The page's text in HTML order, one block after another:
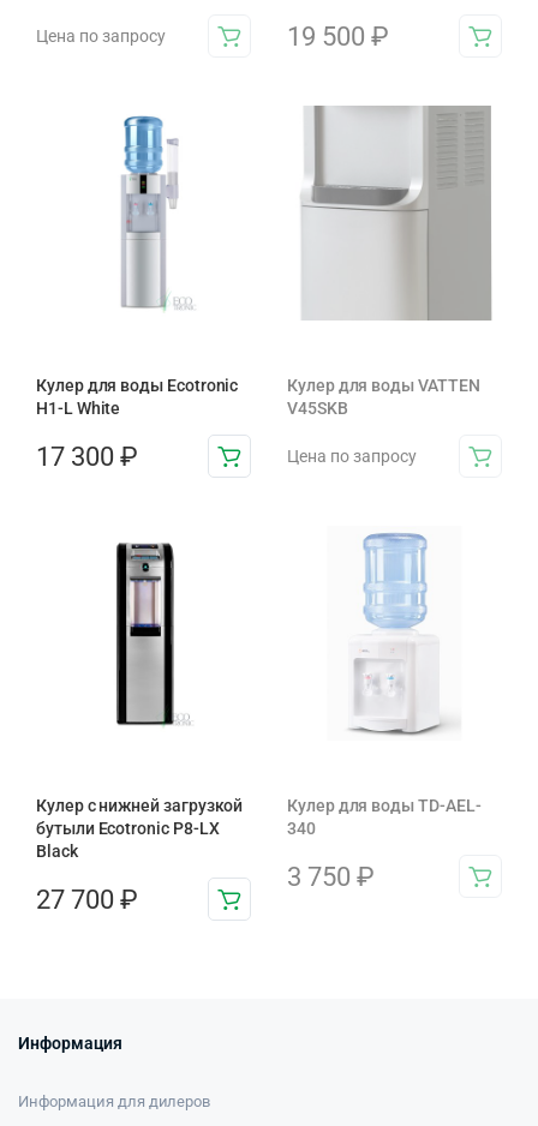
Цена по запросу 19 500 ₽
Кулер для воды Ecotronic
H1-L White
17 300 ₽
Кулер для воды VATTEN
V45SKB
Цена по запросу
Кулер с нижней загрузкой
бутыли Ecotronic P8-LX
Black
27 700 ₽
Кулер для воды TD-AEL-
340
3 750 ₽
Информация
Информация для дилеров